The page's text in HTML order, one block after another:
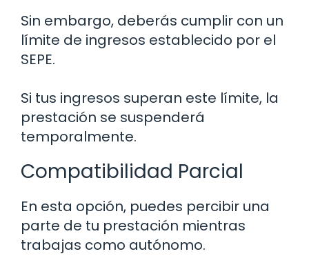
Sin embargo, deberás cumplir con un
límite de ingresos establecido por el
SEPE.
Si tus ingresos superan este límite, la
prestación se suspenderá
temporalmente.
Compatibilidad Parcial
En esta opción, puedes percibir una
parte de tu prestación mientras
trabajas como autónomo.